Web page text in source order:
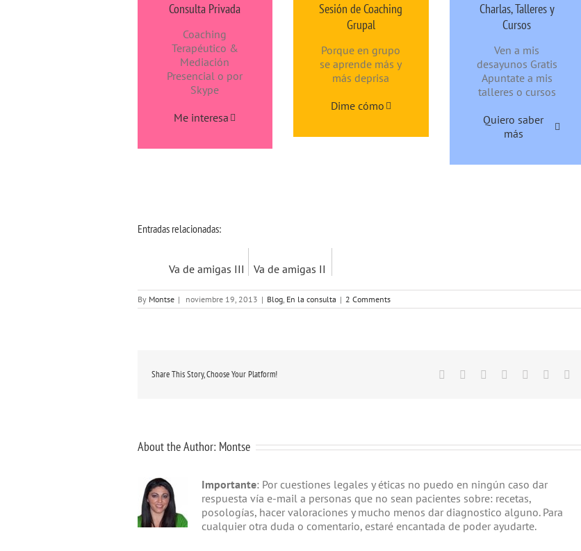
Consulta Privada
Coaching
Terapéutico &
Mediación
Presencial o por
Skype
Me interesa
Sesión de Coaching
Grupal
Porque en grupo
se aprende más y
más deprisa
Dime cómo
Charlas, Talleres y
Cursos
Ven a mis
desayunos Gratis
Apuntate a mis
talleres o cursos
Quiero saber
más
Entradas relacionadas:
Va de amigas III Va de amigas II
By Montse | noviembre 19, 2013 | Blog, En la consulta | 2 Comments
Share This Story, Choose Your Platform! Facebook
TwitterLinkedinGoogle+
TumblrPinterest
About the Author: Montse
Importante: Por cuestiones legales y éticas no puedo en ningún caso dar
respuesta vía e-mail a personas que no sean pacientes sobre: recetas,
posologías, hacer valoraciones y mucho menos dar diagnostico alguno. Para
cualquier otra duda o comentario, estaré encantada de poder ayudarte.